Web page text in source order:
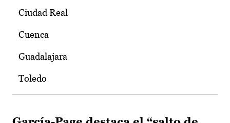
Ciudad Real
Cuenca
Guadalajara
Toledo